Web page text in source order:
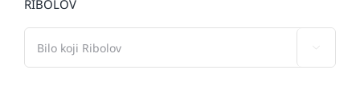
RIBOLOV